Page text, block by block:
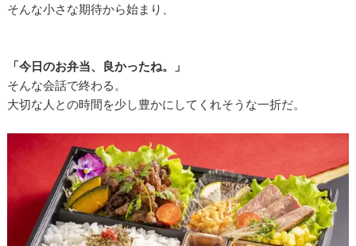
そんな小さな期待から始まり、
「今日のお弁当、良かったね。」
そんな会話で終わる。
大切な人との時間を少し豊かにしてくれそうな一折だ。